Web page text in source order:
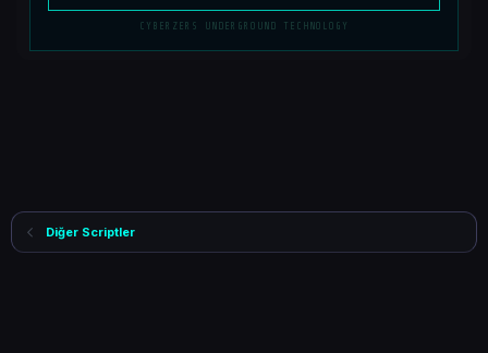
CYBERZERS UNDERGROUND TECHNOLOGY
Diğer Scriptler